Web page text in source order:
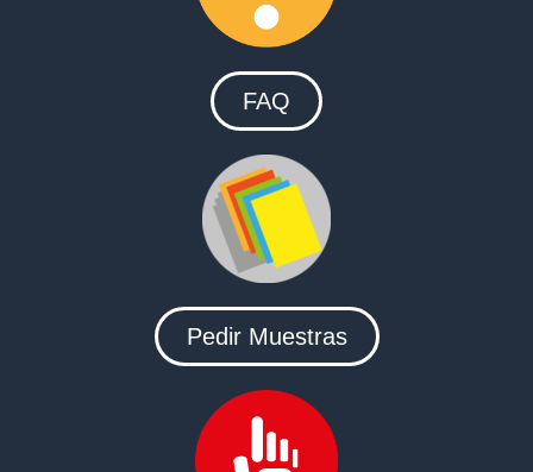
FAQ
Pedir Muestras